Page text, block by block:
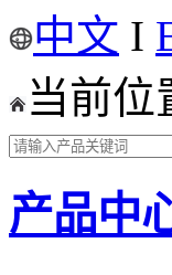
中文 I
当前位
产品中